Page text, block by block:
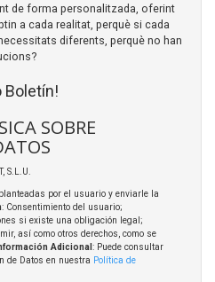
de forma personalitzada, oferint
a cada realitat, perquè si cada
diferents, perquè no han
Boletín!
SOBRE
S.L.U.
por el usuario y enviarle la
: Consentimiento del usuario;
si existe una obligación legal;
así como otros derechos, como se
Adicional : Puede consultar
de Datos en nuestra Política de